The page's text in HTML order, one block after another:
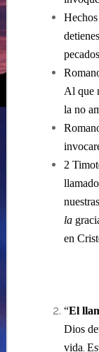
Al que
la no
2
la
en
“El
Dios
vida.